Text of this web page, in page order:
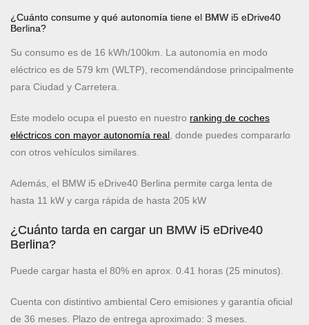
¿Cuánto consume y qué autonomía tiene el BMW i5 eDrive40
Berlina?
Su consumo es de 16 kWh/100km. La autonomía en modo
eléctrico es de 579 km (WLTP), recomendándose principalmente
para Ciudad y Carretera.
Este modelo ocupa el puesto en nuestro ranking de coches
eléctricos con mayor autonomía real , donde puedes compararlo
con otros vehículos similares.
Además, el BMW i5 eDrive40 Berlina permite carga lenta de
hasta 11 kW y carga rápida de hasta 205 kW
¿Cuánto tarda en cargar un BMW i5 eDrive40
Berlina?
Puede cargar hasta el 80% en aprox. 0.41 horas (25 minutos).
Cuenta con distintivo ambiental Cero emisiones y garantía oficial
de 36 meses. Plazo de entrega aproximado: 3 meses.